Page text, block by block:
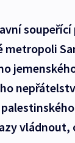
metropoli
vládnout,